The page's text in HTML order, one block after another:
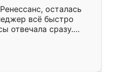
осталась
всё быстро
отвечала сразу.
подошёл к
Собрали
аккуратно, даже